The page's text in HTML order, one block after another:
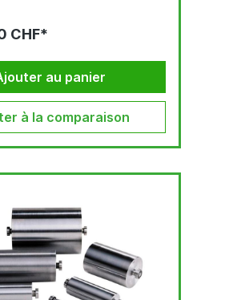
CHF*
au panier
à la comparaison